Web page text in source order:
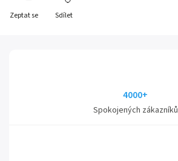
Zeptat se Sdílet
4000+
Spokojených zákazníků